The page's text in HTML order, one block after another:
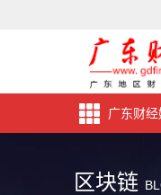
广东财
区块链